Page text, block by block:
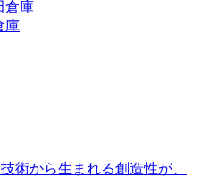
庫
術から生まれる創造性が、